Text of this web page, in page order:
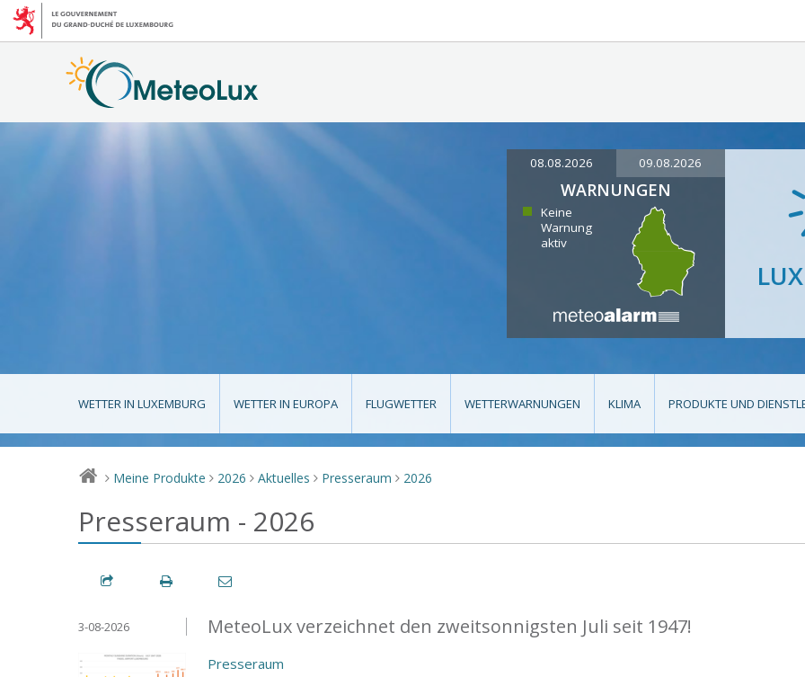
08.08.2026 09.08.2026
WARNUNGEN
Keine
Warnung
aktiv
WETTER IN LUXEMBURG WETTER IN EUROPA FLUGWETTER WETTERWARNUNGEN KLIMA PRODUKTE UND
> Meine Produkte > 2026 > Aktuelles > Presseraum > 2026
Presseraum - 2026
MeteoLux verzeichnet den zweitsonnigsten Juli seit 1947!
3-08-2026
Presseraum